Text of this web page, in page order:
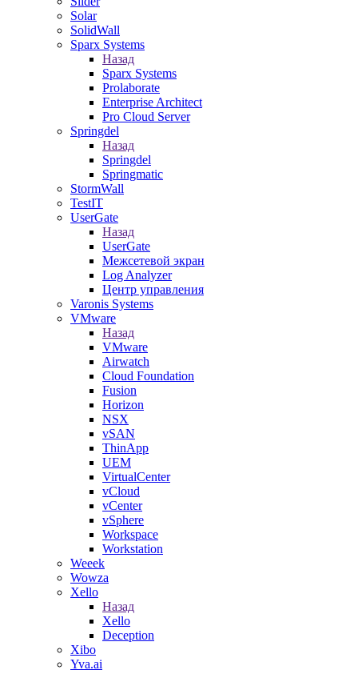
Solar
SolidWall
Sparx Systems
Назад
Sparx Systems
Prolaborate
Enterprise Architect
Pro Cloud Server
Springdel
Назад
Springdel
Springmatic
StormWall
TestIT
UserGate
Назад
UserGate
Межсетевой экран
Log Analyzer
Центр управления
Varonis Systems
VMware
Назад
VMware
Airwatch
Cloud Foundation
Fusion
Horizon
NSX
vSAN
ThinApp
UEM
VirtualCenter
vCloud
vCenter
vSphere
Workspace
Workstation
Weeek
Wowza
Xello
Назад
Xello
Deception
Xibo
Yva.ai